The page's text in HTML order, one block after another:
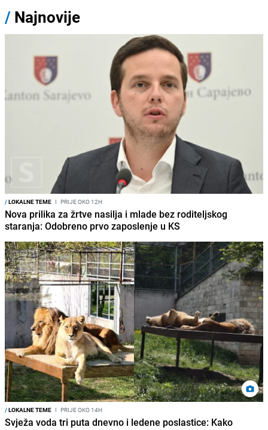
/ Najnovije
/LOKALNE TEME I PRIJE OKO 12H
Nova prilika za žrtve nasilja i mlade bez roditeljskog
staranja: Odobreno prvo zaposlenje u KS
/LOKALNE TEME I PRIJE OKO 14H
Svježa voda tri puta dnevno i ledene poslastice: Kako